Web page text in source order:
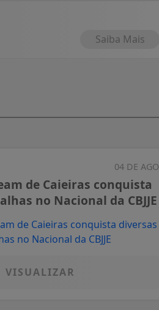
Saiba Mais
04 DE AGO
de Caieiras conquista
no Nacional da CBJJE
VISUALIZAR